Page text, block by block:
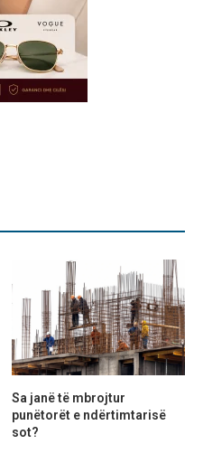
Sa janë të mbrojtur
punëtorët e ndërtimtarisë
sot?